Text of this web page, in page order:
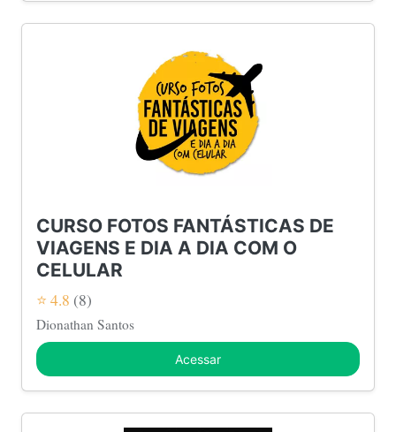
CURSO FOTOS FANTÁSTICAS DE
VIAGENS E DIA A DIA COM O
CELULAR
⭐ 4.8 (8)
Dionathan Santos
Acessar